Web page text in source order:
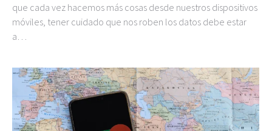
que cada vez hacemos más cosas desde nuestros dispositivos
móviles, tener cuidado que nos roben los datos debe estar
a…